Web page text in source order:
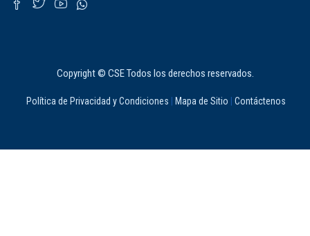
Copyright © CSE Todos los derechos reservados.
Política de Privacidad y Condiciones Mapa de Sitio Contáctenos